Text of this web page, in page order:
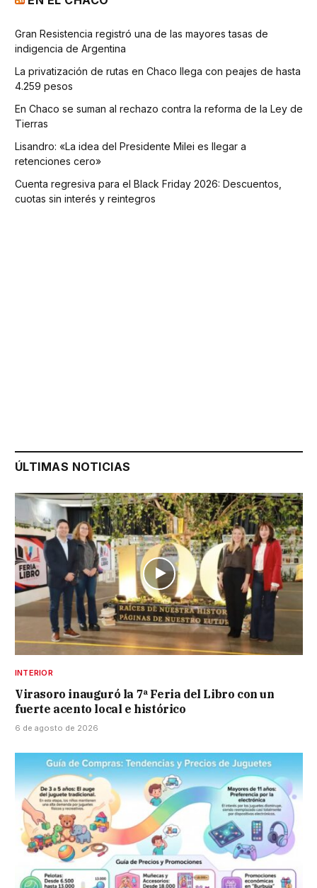
Gran Resistencia registró una de las mayores tasas de
indigencia de Argentina
La privatización de rutas en Chaco llega con peajes de hasta
4.259 pesos
En Chaco se suman al rechazo contra la reforma de la Ley de
Tierras
Lisandro: «La idea del Presidente Milei es llegar a
retenciones cero»
Cuenta regresiva para el Black Friday 2026: Descuentos,
cuotas sin interés y reintegros
ÚLTIMAS NOTICIAS
INTERIOR
Virasoro inauguró la 7ª Feria del Libro con un
fuerte acento local e histórico
6 de agosto de 2026